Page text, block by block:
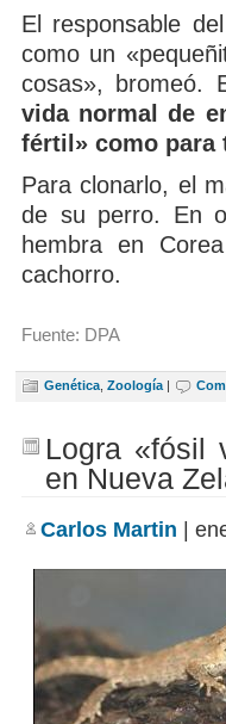
El responsable
como un
cosas», bromeó.
vida normal de
fértil» como para
Para clonarlo, el
de su perro. En
hembra en
cachorro.
Fuente: DPA
Genética, Zoología|
Logra «fósil
en Nueva
Carlos Martin |